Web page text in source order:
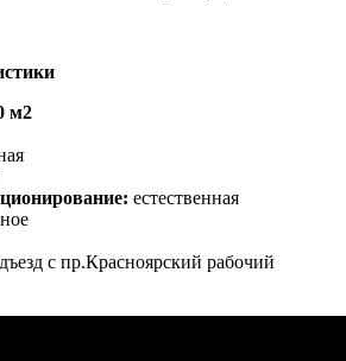
м2
естественная
с пр.Красноярский рабочий